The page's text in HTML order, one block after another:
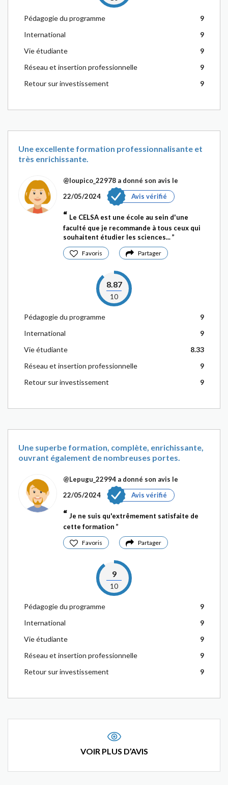
Pédagogie du programme
9
International
9
Vie étudiante
9
Réseau et insertion professionnelle
9
Retour sur investissement
9
Une excellente formation professionnalisante et
très enrichissante.
@loupico_22978 a donné son avis le
22/05/2024
Avis vérifié
Le CELSA est une école au sein d'une
faculté que je recommande à tous ceux qui
souhaitent étudier les sciences...
Favoris Partager
8.87
10
Pédagogie du programme
9
International
9
Vie étudiante
8.33
Réseau et insertion professionnelle
9
Retour sur investissement
9
Une superbe formation, complète, enrichissante,
ouvrant également de nombreuses portes.
@Lepugu_22994 a donné son avis le
22/05/2024
Avis vérifié
Je ne suis qu'extrêmement satisfaite de
cette formation
Favoris Partager
9
10
Pédagogie du programme
9
International
9
Vie étudiante
9
Réseau et insertion professionnelle
9
Retour sur investissement
9
VOIR PLUS D’AVIS